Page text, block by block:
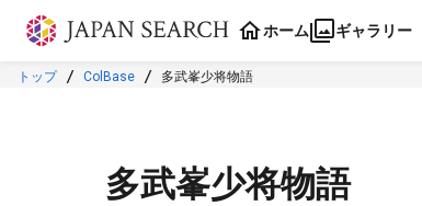
本文に飛ぶ
ホーム ギャラリー
トップ ColBase 多武峯少将物語
多武峯少将物語